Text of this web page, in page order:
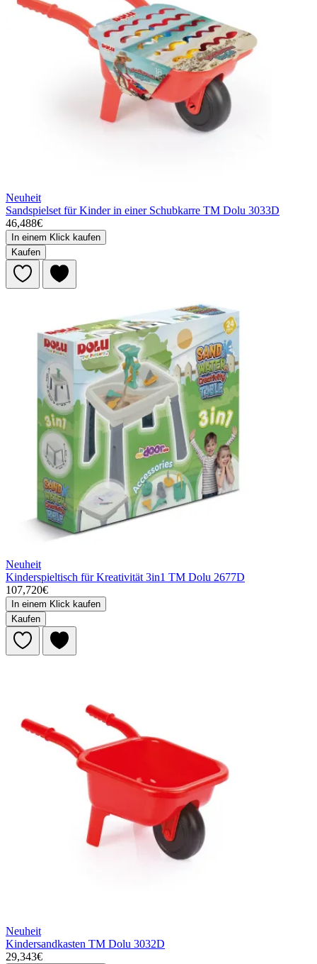
Neuheit
Sandspielset für Kinder in einer Schubkarre TM Dolu 3033D
46,488€
In einem Klick kaufen
Kaufen
Neuheit
Kinderspieltisch für Kreativität 3in1 TM Dolu 2677D
107,720€
In einem Klick kaufen
Kaufen
Neuheit
Kindersandkasten TM Dolu 3032D
29,343€